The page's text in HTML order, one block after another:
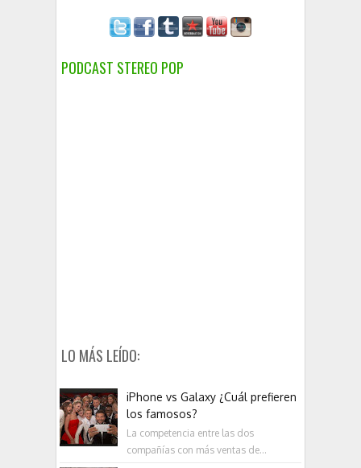
PODCAST STEREO POP
LO MÁS LEÍDO:
iPhone vs Galaxy ¿Cuál prefieren
los famosos?
La competencia entre las dos
compañías con más ventas de...